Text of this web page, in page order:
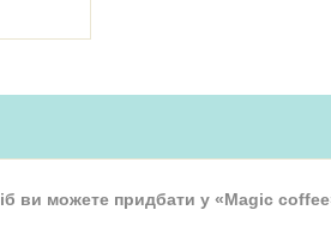
ви можете придбати у «Magic